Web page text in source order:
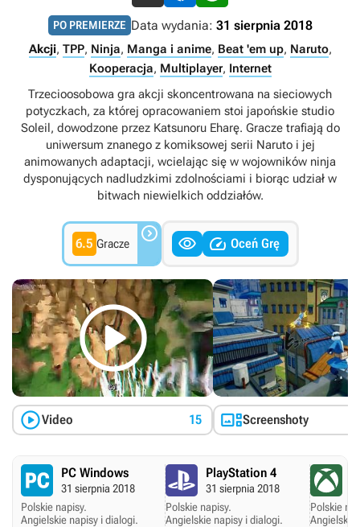
PO PREMIERZE Data wydania: 31 sierpnia 2018
Akcji, TPP, Ninja, Manga i anime, Beat 'em up, Naruto,
Kooperacja, Multiplayer, Internet
Trzecioosobowa gra akcji skoncentrowana na sieciowych
potyczkach, za której opracowaniem stoi japońskie studio
Soleil, dowodzone przez Katsunoru Eharę. Gracze trafiają do
uniwersum znanego z komiksowej serii Naruto i jej
animowanych adaptacji, wcielając się w wojowników ninja
dysponujących nadludzkimi zdolnościami i biorąc udział w
bitwach niewielkich oddziałów.
6.5 Gracze    Oceń Grę

Video 15 Screenshoty
PC Windows
31 sierpnia 2018
Polskie napisy.
Angielskie napisy i dialogi.
PlayStation 4
31 sierpnia 2018
Polskie napisy.
Angielskie napisy i dialogi.
Polskie
Angielskie